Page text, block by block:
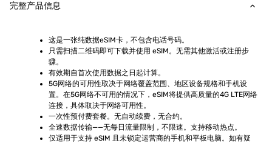
完整产品信息
这是一张纯数据eSIM卡，不包含电话号码。
只需扫描二维码即可下载并使用 eSIM。无需其他激活或注册步
骤。
有效期自首次使用数据之日起计算。
5G网络的可用性取决于网络覆盖范围、地区设备规格和手机设
置。在5G网络不可用的情况下，eSIM将提供高质量的4G LTE网络
连接，具体取决于网络可用性。
一次性预付费套餐。无自动续费，无合约。
全速数据传输——无每日流量限制，不限速。支持移动热点。
仅适用于支持 eSIM 且未锁定运营商的手机和平板电脑。如有疑